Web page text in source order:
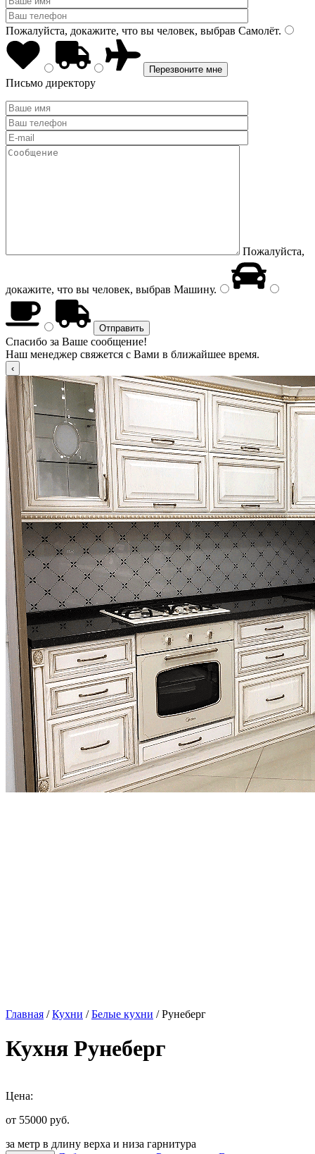
Пожалуйста, докажите, что вы человек, выбрав Самолёт.
Письмо директору
Пожалуйста,
докажите, что вы человек, выбрав Машину.
Спасибо за Ваше сообщение!
Наш менеджер свяжется с Вами в ближайшее время.
Главная /Кухни /Белые кухни / Рунеберг
Кухня Рунеберг
Цена:
от 55000 руб.
за метр в длину верха и низа гарнитура